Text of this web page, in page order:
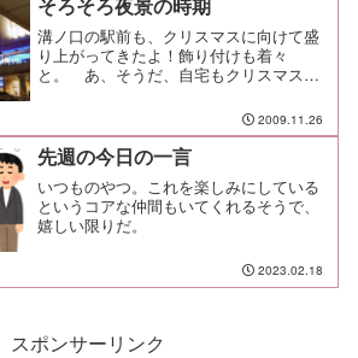
そろそろ夜景の時期
溝ノ口の駅前も、クリスマスに向けて盛
り上がってきたよ！飾り付けも着々
と。 あ、そうだ、自宅もクリスマスツ
2009.11.26
先週の今日の一言
いつものやつ。これを楽しみにしている
というコアな仲間もいてくれるそうで、
嬉しい限りだ。
2023.02.18
スポンサーリンク